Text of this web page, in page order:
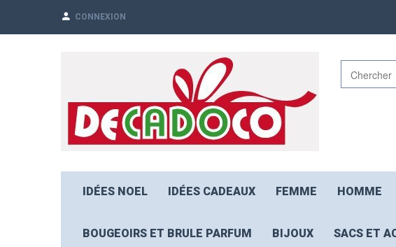
CONNEXION
IDÉES NOEL IDÉES CADEAUX FEMME HOMME
BOUGEOIRS ET BRULE PARFUM BIJOUX SACS ET